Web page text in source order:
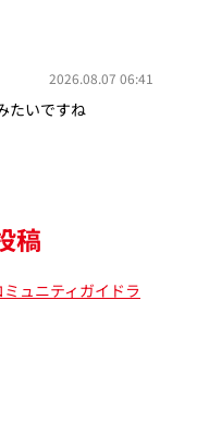
2026.08.07 06:41
たいですね
稿
ミュニティガイドラ